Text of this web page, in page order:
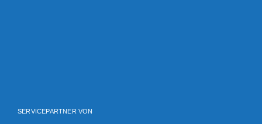
SERVICEPARTNER VON